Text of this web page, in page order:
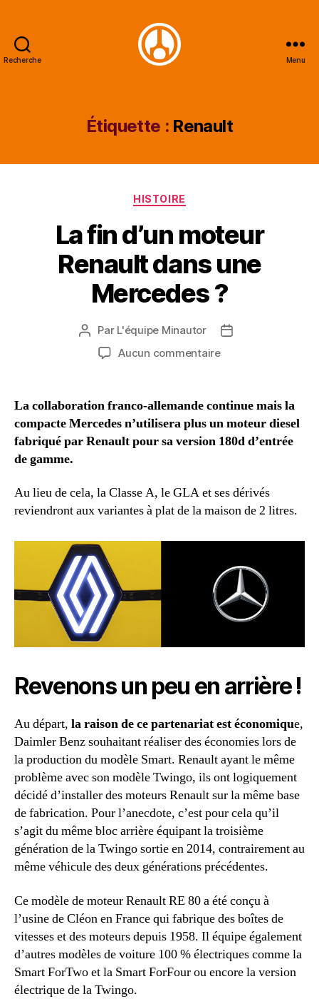
Recherche Menu
Étiquette : Renault
Catégories
HISTOIRE
La fin d’un moteur
Renault dans une
Mercedes ?
Auteur
l’article
Par L'équipe Minautor
Date
Aucun commentairesur
d’un
Renault
dans
?
La collaboration franco-allemande continue mais la
compacte Mercedes n’utilisera plus un moteur diesel
fabriqué par Renault pour sa version 180d d’entrée
de gamme.
Au lieu de cela, la Classe A, le GLA et ses dérivés
reviendront aux variantes à plat de la maison de 2 litres.
Revenons un peu en arrière !
Au départ, la raison de ce partenariat est économique,
Daimler Benz souhaitant réaliser des économies lors de
la production du modèle Smart. Renault ayant le même
problème avec son modèle Twingo, ils ont logiquement
décidé d’installer des moteurs Renault sur la même base
de fabrication. Pour l’anecdote, c’est pour cela qu’il
s’agit du même bloc arrière équipant la troisième
génération de la Twingo sortie en 2014, contrairement au
même véhicule des deux générations précédentes.
Ce modèle de moteur Renault RE 80 a été conçu à
l’usine de Cléon en France qui fabrique des boîtes de
vitesses et des moteurs depuis 1958. Il équipe également
d’autres modèles de voiture 100 % électriques comme la
Smart ForTwo et la Smart ForFour ou encore la version
électrique de la Twingo.